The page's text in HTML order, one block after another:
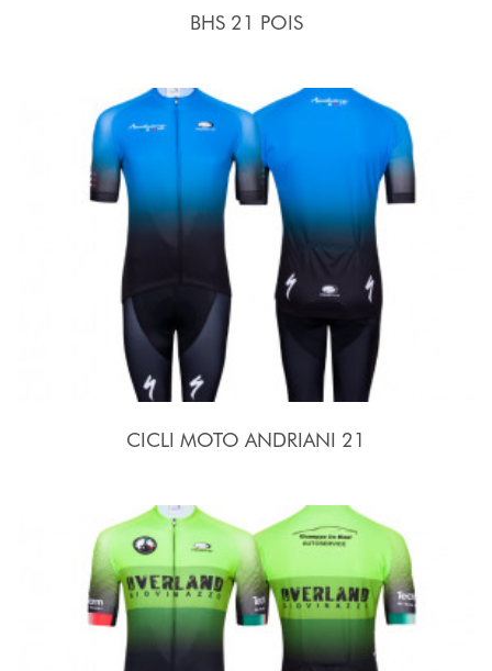
BHS 21 POIS
CICLI MOTO ANDRIANI 21